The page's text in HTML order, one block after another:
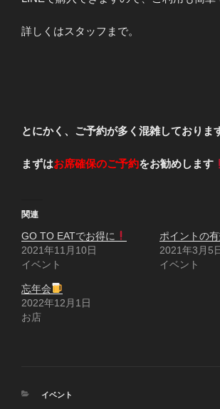
詳しくはスタッフまで。
とにかく、ご予約が多く混雑しておりま
まずはお席確保のご予約をお勧めします
関連
GO TO EATでお得に
2021年11月10日
イベント
ポイントの
2021年3月5
イベント
忘年会
2022年12月1日
お店
カ
イベント